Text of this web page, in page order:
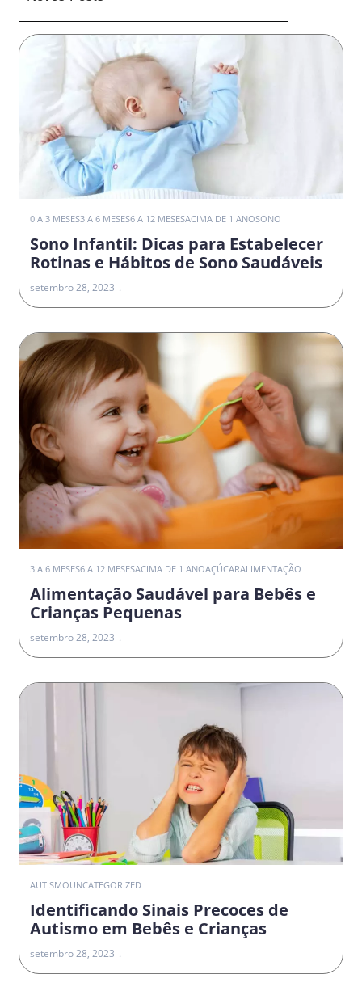
0 A 3 MESES3 A 6 MESES6 A 12 MESESACIMA DE 1 ANOSONO
Sono Infantil: Dicas para Estabelecer
Rotinas e Hábitos de Sono Saudáveis
setembro 28, 2023
3 A 6 MESES6 A 12 MESESACIMA DE 1 ANOAÇÚCARALIMENTAÇÃO
Alimentação Saudável para Bebês e
Crianças Pequenas
setembro 28, 2023
AUTISMOUNCATEGORIZED
Identificando Sinais Precoces de
Autismo em Bebês e Crianças
setembro 28, 2023